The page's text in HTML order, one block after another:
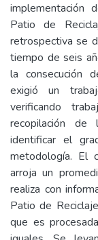
implementación
Patio de
retrospectiva se
tiempo de seis
la consecución
exigió un
verificando
recopilación
identificar el
metodología. El
arroja un
realiza con
Patio de
que es